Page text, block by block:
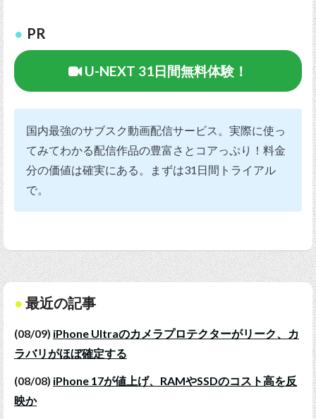
PR
U-NEXT 31日間無料体験！
国内最強のサブスク動画配信サービス。実際に使っ
てみてわかる配信作品の豊富さとコアっぷり！料金
分の価値は確実にある。まずは31日間トライアル
で。
最近の記事
(08/09) iPhone Ultraのカメラプロテクターがリーク、カ
ラバリがほぼ確定する
(08/08) iPhone 17が値上げ、RAMやSSDのコスト高を反
映か